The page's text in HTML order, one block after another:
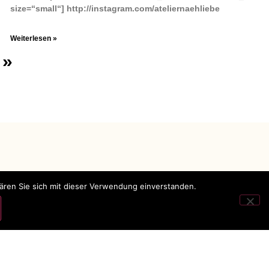
size=“small“] http://instagram.com/ateliernaehliebe
Weiterlesen »
Impressum
Datenschutz
Sie sich mit dieser Verwendung einverstanden.